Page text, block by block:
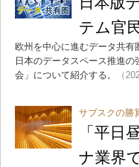
テム官
欧州を中心に進むデータ共
日本のデータスペース推進
会」について紹介する。
（
サブスクの勝
「平日
ナ業界